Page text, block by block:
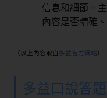
信息和細節。
內容是否精確
（以上內容取自 多益官方網站）
多益口說答